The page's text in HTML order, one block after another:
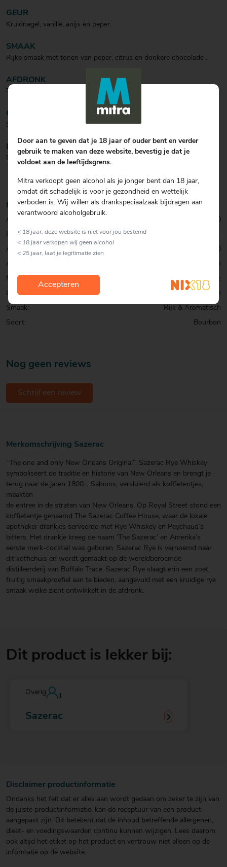
GEUR
Kruidnagel, vanille, anijs en peper.
SMAAK
Rijke smaak met tonen van peper, citrus en donkere chocolade .
AFDRONK
CULINAIR
Steak en vleesplankje.
BIJZONDERHEDEN
De Sazerac Rye Whiskey is de enige echte New Orleans Original.
Nog geen reviews
Schrijf een review
Productinformatie
Artikelcode:
0069027510
Inhoud:
70 CL
Alcohol percentage:
45,0
Allergenen:
Geen
Merk:
Sazerac
Land:
Verenigde Staten
Smaak:
Rijk & Aromatisch
Soort:
Bourbon
Merkomschrijving Sazerac
“The one and only New Orleans Original”. Sazerac Rye Whiskey
symboliseert de traditie en historie van New Orleans en brengt je
terug naar de jaren 1800… Saloons, versluierd als koffietentjes,
maakten
de entree in de straten van New Orleans. Op Royal Street stond een
koffietentje genaamd The Sazerac Coffee House, waar de lokale
apotheker drankjes serveerde met Rye Whiskey en Peychaud’s
bitters. Het drankje kreeg de naam ‘The Sazerac’ en Amerika’s
eerste merk-cocktail was geboren. Sazerac Rye is vernoemd naar
dit koffiehuis en wordt gemaakt op de wereldberoemde
distilleerderij van Buffalo Trace. Sazerac Rye slaagt erin een zoet,
fruitig smaakproefiel aan te bieden, aangevuld met een kruidige rye
smaak welke zicht ontwikkelt in de afdronk.
Dit product is lekker bij:
Overig
1
Sazerac
Disclaimer productinformatie
Ondanks het feit dat er alles aan wordt gedaan om zeker te zijn van
de juiste productinformatie, kan de receptuur van een product
aangepast zijn. Dit betekent dat de inhoud betreffende allergenen,
dieet- en voedingswaarden continu kunnen wijzigen. Lees daarom
ook altijd het etiket op het product en vertrouw niet alleen op de
informatie op de website.
Door aan te geven dat je 18 jaar of ouder bent en verder
gebruik te maken van deze website, bevestig je dat je
voldoet aan de leeftijdsgrens.
Mitra verkoopt geen alcohol als je jonger bent dan 18 jaar,
omdat dit schadelijk is voor je gezondheid en wettelijk
verboden is. Wij willen als drankspeciaalzaak bijdragen aan
verantwoord alcoholgebruik.
< 18 jaar, deze website is niet voor jou bestemd
< 18 jaar verkopen wij geen alcohol
< 25 jaar, laat je legitimatie zien
Accepteren